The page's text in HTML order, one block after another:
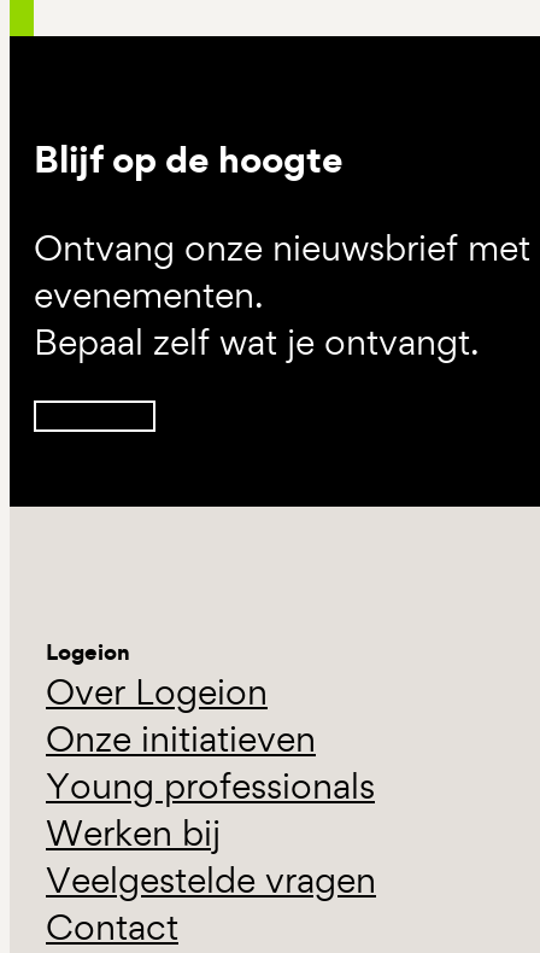
Blijf op de hoogte
Ontvang onze nieuwsbrief
evenementen.
Bepaal zelf wat je ontvangt.
Logeion
Over Logeion
Onze initiatieven
Young professionals
Werken bij
Veelgestelde vragen
Contact